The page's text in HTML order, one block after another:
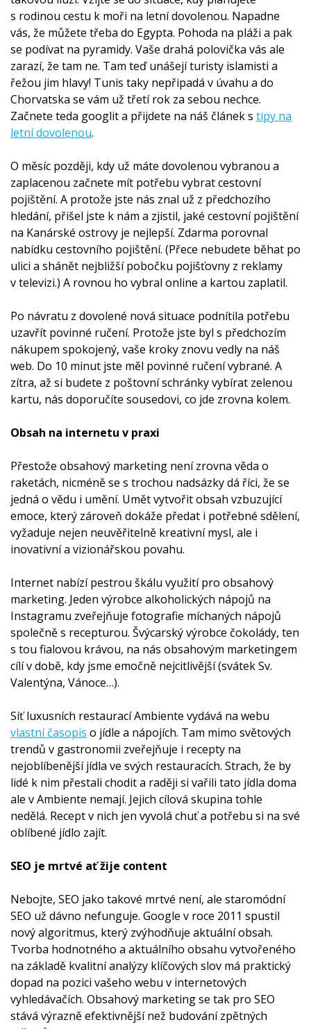
s rodinou cestu k moři na letní dovolenou. Napadne
vás, že můžete třeba do Egypta. Pohoda na pláži a pak
se podívat na pyramidy. Vaše drahá polovička vás ale
zarazí, že tam ne. Tam teď unášejí turisty islamisti a
řežou jim hlavy! Tunis taky nepřipadá v úvahu a do
Chorvatska se vám už třetí rok za sebou nechce.
Začnete teda googlit a přijdete na náš článek s tipy na
letní dovolenou.
O měsíc později, kdy už máte dovolenou vybranou a
zaplacenou začnete mít potřebu vybrat cestovní
pojištění. A protože jste nás znal už z předchozího
hledání, přišel jste k nám a zjistil, jaké cestovní pojištění
na Kanárské ostrovy je nejlepší. Zdarma porovnal
nabídku cestovního pojištění. (Přece nebudete běhat po
ulici a shánět nejbližší pobočku pojišťovny z reklamy
v televizi.) A rovnou ho vybral online a kartou zaplatil.
Po návratu z dovolené nová situace podnítila potřebu
uzavřít povinné ručení. Protože jste byl s předchozím
nákupem spokojený, vaše kroky znovu vedly na náš
web. Do 10 minut jste měl povinné ručení vybrané. A
zítra, až si budete z poštovní schránky vybírat zelenou
kartu, nás doporučíte sousedovi, co jde zrovna kolem.
Obsah na internetu v praxi
Přestože obsahový marketing není zrovna věda o
raketách, nicméně se s trochou nadsázky dá říci, že se
jedná o vědu i umění. Umět vytvořit obsah vzbuzující
emoce, který zároveň dokáže předat i potřebné sdělení,
vyžaduje nejen neuvěřitelně kreativní mysl, ale i
inovativní a vizionářskou povahu.
Internet nabízí pestrou škálu využití pro obsahový
marketing. Jeden výrobce alkoholických nápojů na
Instagramu zveřejňuje fotografie míchaných nápojů
společně s recepturou. Švýcarský výrobce čokolády, ten
s tou fialovou krávou, na nás obsahovým marketingem
cílí v době, kdy jsme emočně nejcitlivější (svátek Sv.
Valentýna, Vánoce…).
Síť luxusních restaurací Ambiente vydává na webu
vlastní časopis o jídle a nápojích. Tam mimo světových
trendů v gastronomii zveřejňuje i recepty na
nejoblíbenější jídla ve svých restauracích. Strach, že by
lidé k nim přestali chodit a raději si vařili tato jídla doma
ale v Ambiente nemají. Jejich cílová skupina tohle
nedělá. Recept v nich jen vyvolá chuť a potřebu si na své
oblíbené jídlo zajít.
SEO je mrtvé ať žije content
Nebojte, SEO jako takové mrtvé není, ale staromódní
SEO už dávno nefunguje. Google v roce 2011 spustil
nový algoritmus, který zvýhodňuje aktuální obsah.
Tvorba hodnotného a aktuálního obsahu vytvořeného
na základě kvalitní analýzy klíčových slov má praktický
dopad na pozici vašeho webu v internetových
vyhledávačích. Obsahový marketing se tak pro SEO
stává výrazně efektivnější než budování zpětných